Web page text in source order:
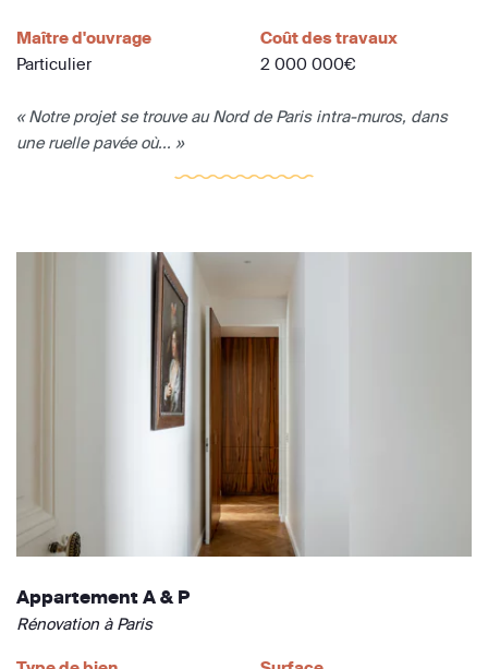
Maître d'ouvrage
Particulier
Coût des travaux
2 000 000€
« Notre projet se trouve au Nord de Paris intra-muros, dans
une ruelle pavée où... »
Appartement A & P
Rénovation à Paris